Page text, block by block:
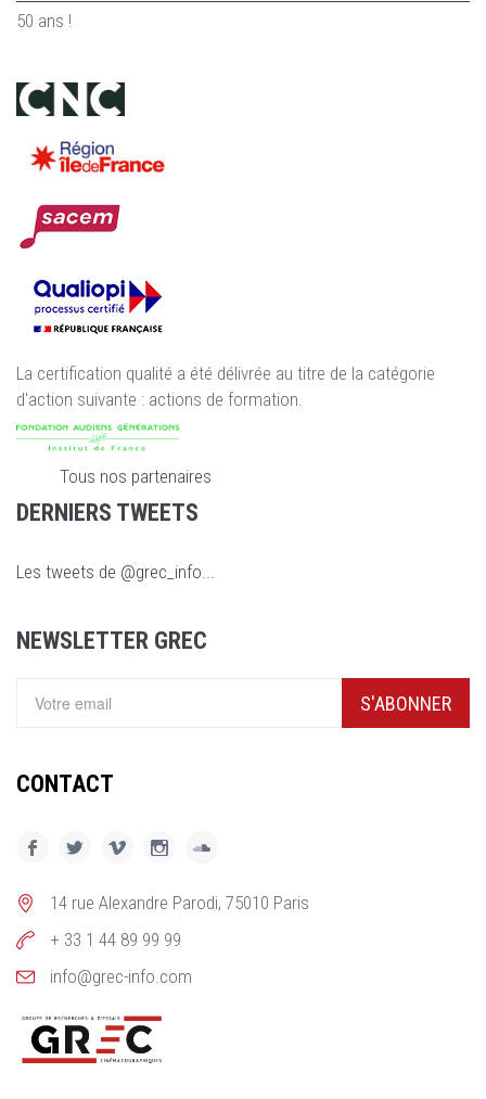
50 ans !
La certification qualité a été délivrée au titre de la catégorie
d'action suivante : actions de formation.
Tous nos partenaires
DERNIERS TWEETS
Les tweets de @grec_info...
NEWSLETTER GREC
S'ABONNER
CONTACT
14 rue Alexandre Parodi, 75010 Paris
+ 33 1 44 89 99 99
info@grec-info.com